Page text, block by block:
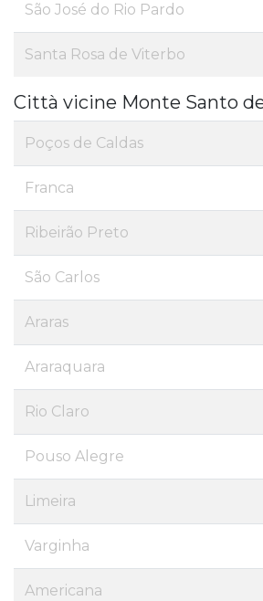
São José do Rio Pardo
Santa Rosa de Viterbo
Città vicine Monte Santo
Poços de Caldas
Franca
Ribeirão Preto
São Carlos
Araras
Araraquara
Rio Claro
Pouso Alegre
Limeira
Varginha
Americana